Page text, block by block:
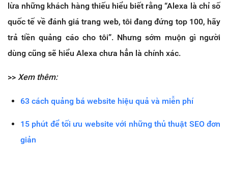
lừa những khách hàng thiếu hiểu biết rằng “Alexa là chỉ số
quốc tế về đánh giá trang web, tôi đang đứng top 100, hãy
trả tiền quảng cáo cho tôi”. Nhưng sớm muộn gì người
dùng cũng sẽ hiểu Alexa chưa hẳn là chính xác.
>> Xem thêm:
63 cách quảng bá website hiệu quả và miễn phí
15 phút để tối ưu website với những thủ thuật SEO đơn
giản